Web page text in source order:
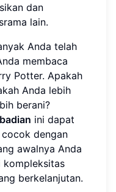
dan
lain.
Anda telah
membaca
Potter. Apakah
Anda lebih
berani?
ini dapat
dengan
awalnya Anda
kompleksitas
berkelanjutan.